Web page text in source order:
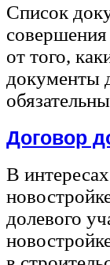
Список
от того,
документы
Договор
В
долевого